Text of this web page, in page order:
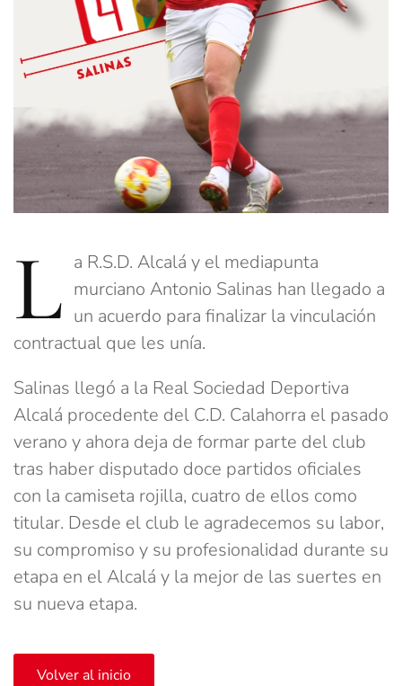
L a R.S.D. Alcalá y el mediapunta
murciano Antonio Salinas han llegado a
un acuerdo para finalizar la vinculación
contractual que les unía.
Salinas llegó a la Real Sociedad Deportiva
Alcalá procedente del C.D. Calahorra el pasado
verano y ahora deja de formar parte del club
tras haber disputado doce partidos oficiales
con la camiseta rojilla, cuatro de ellos como
titular. Desde el club le agradecemos su labor,
su compromiso y su profesionalidad durante su
etapa en el Alcalá y la mejor de las suertes en
su nueva etapa.
Volver al inicio